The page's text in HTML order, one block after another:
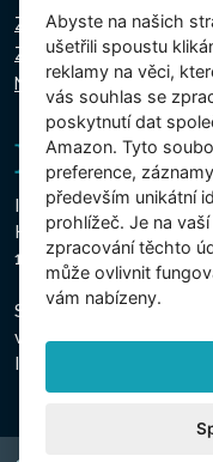
Zásady ochrany
Zásady používání
Nastavení cookies
Intex Trading, s.r.o.
Hradecká 2526/3
130 00 Praha 3 - Česká
Společnost je zapsána
vložka 74759
IČO 26150808, DIČ
Abyste na našich
ušetřili spoustu
reklamy na věci,
vás souhlas se
poskytnutí dat
Amazon. Tyto
preference,
především unikátní
prohlížeč. Je na
zpracování těchto
může ovlivnit
vám nabízeny.